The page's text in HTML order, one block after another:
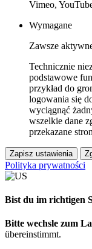
Vimeo,
Wymagane
Zawsze
Technicznie
podstawowe
przykład do
logowania się
wyciągnąć
wszelkie dane
przekazane
Zapisz ustawienia
Polityka prywatności
Bist du im richtigen
Bitte wechsle zum
übereinstimmt.